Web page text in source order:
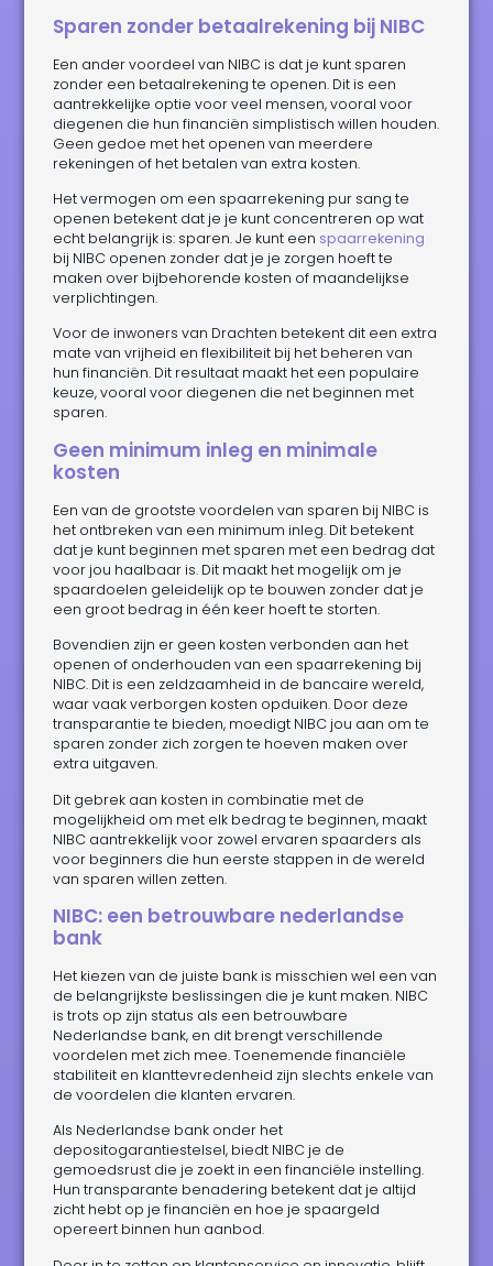
Sparen zonder betaalrekening bij NIBC
Een ander voordeel van NIBC is dat je kunt sparen
zonder een betaalrekening te openen. Dit is een
aantrekkelijke optie voor veel mensen, vooral voor
diegenen die hun financiën simplistisch willen houden.
Geen gedoe met het openen van meerdere
rekeningen of het betalen van extra kosten.
Het vermogen om een spaarrekening pur sang te
openen betekent dat je je kunt concentreren op wat
echt belangrijk is: sparen. Je kunt een spaarrekening
bij NIBC openen zonder dat je je zorgen hoeft te
maken over bijbehorende kosten of maandelijkse
verplichtingen.
Voor de inwoners van Drachten betekent dit een extra
mate van vrijheid en flexibiliteit bij het beheren van
hun financiën. Dit resultaat maakt het een populaire
keuze, vooral voor diegenen die net beginnen met
sparen.
Geen minimum inleg en minimale
kosten
Een van de grootste voordelen van sparen bij NIBC is
het ontbreken van een minimum inleg. Dit betekent
dat je kunt beginnen met sparen met een bedrag dat
voor jou haalbaar is. Dit maakt het mogelijk om je
spaardoelen geleidelijk op te bouwen zonder dat je
een groot bedrag in één keer hoeft te storten.
Bovendien zijn er geen kosten verbonden aan het
openen of onderhouden van een spaarrekening bij
NIBC. Dit is een zeldzaamheid in de bancaire wereld,
waar vaak verborgen kosten opduiken. Door deze
transparantie te bieden, moedigt NIBC jou aan om te
sparen zonder zich zorgen te hoeven maken over
extra uitgaven.
Dit gebrek aan kosten in combinatie met de
mogelijkheid om met elk bedrag te beginnen, maakt
NIBC aantrekkelijk voor zowel ervaren spaarders als
voor beginners die hun eerste stappen in de wereld
van sparen willen zetten.
NIBC: een betrouwbare nederlandse
bank
Het kiezen van de juiste bank is misschien wel een van
de belangrijkste beslissingen die je kunt maken. NIBC
is trots op zijn status als een betrouwbare
Nederlandse bank, en dit brengt verschillende
voordelen met zich mee. Toenemende financiële
stabiliteit en klanttevredenheid zijn slechts enkele van
de voordelen die klanten ervaren.
Als Nederlandse bank onder het
depositogarantiestelsel, biedt NIBC je de
gemoedsrust die je zoekt in een financiële instelling.
Hun transparante benadering betekent dat je altijd
zicht hebt op je financiën en hoe je spaargeld
opereert binnen hun aanbod.